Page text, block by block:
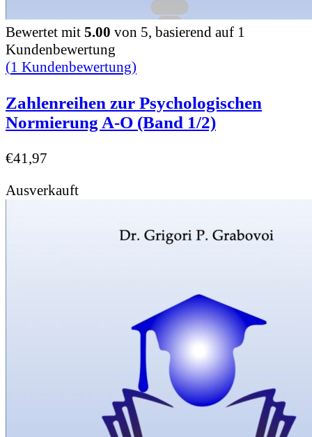
Bewertet mit 5.00 von 5, basierend auf 1
Kundenbewertung
(1 Kundenbewertung)
Zahlenreihen zur Psychologischen
Normierung A-O (Band 1/2)
€41,97
Ausverkauft